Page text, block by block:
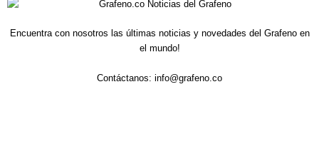
Encuentra con nosotros las últimas noticias y novedades del Grafeno en
el mundo!
Contáctanos: info@grafeno.co